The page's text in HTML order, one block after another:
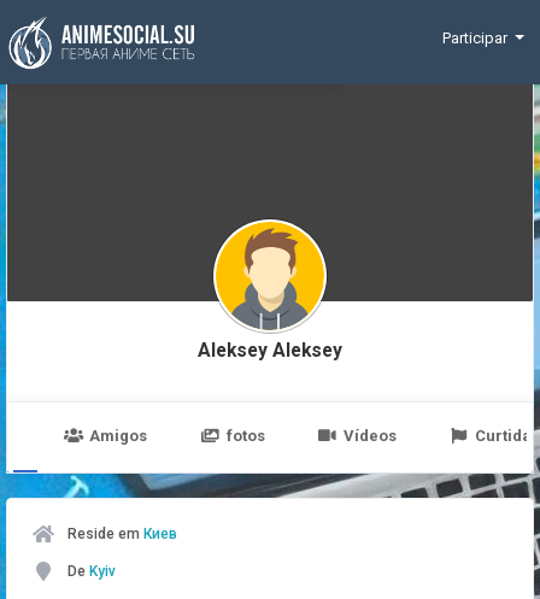
Funding
Participar
Aleksey Aleksey
Amigos fotos Vídeos Curtidas
Reside em Киев
De Kyiv